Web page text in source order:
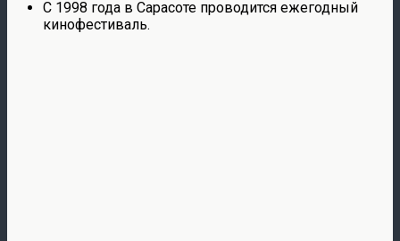
С 1998 года в Сарасоте проводится ежегодный
кинофестиваль.